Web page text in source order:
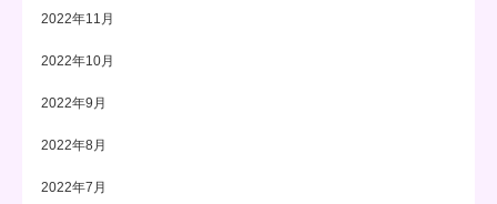
2022年11月
2022年10月
2022年9月
2022年8月
2022年7月